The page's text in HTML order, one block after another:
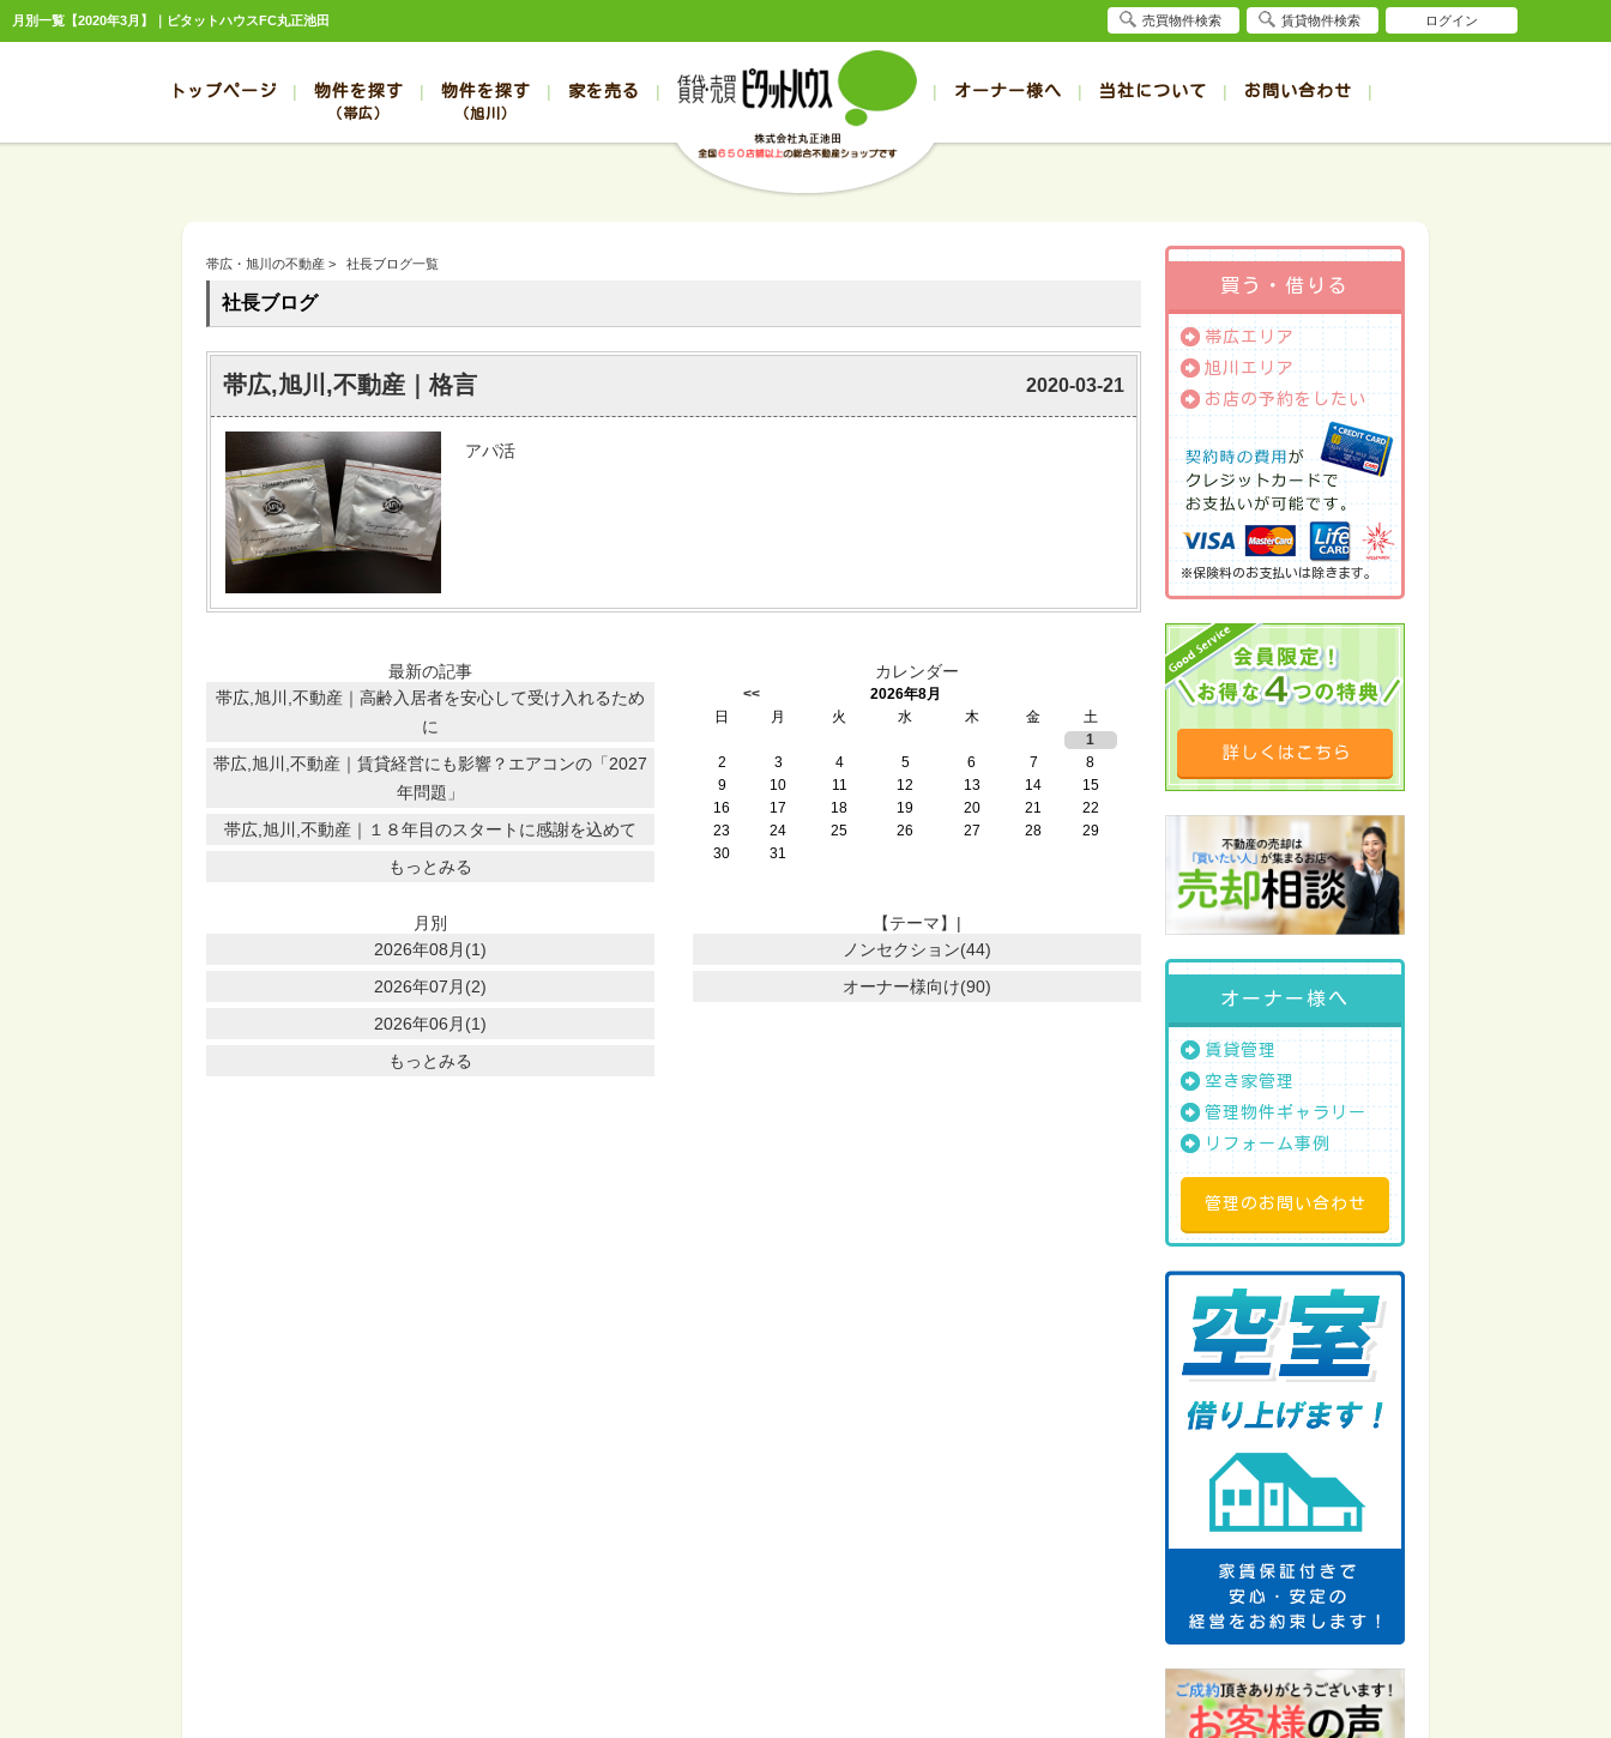
月別一覧【2020年3月】｜ピタットハウスFC丸正池田
トップページ 物件を探す
（帯広）
売買
帯広の1DK～1LDK賃貸
帯広の2K～2LDK賃貸
帯広の3K～3LDK賃貸
帯広の4K以上賃貸
物件を探す
（旭川）
売買
旭川の1DK～1LDK賃貸
旭川の2K～2LDK賃貸
旭川の3K～3LDK賃貸
旭川の4K以上賃貸
家を売る オーナー様へ 当社について
スタッフブログ お客様の声
お問い合わせ
売却のお問合せ 入居者様ページ
帯広・旭川の不動産 > 社長ブログ一覧
社長ブログ
帯広,旭川,不動産｜格言 2020-03-21
アパ活
最新の記事
帯広,旭川,不動産｜高齢入居者を安心して受け入れるため
に
帯広,旭川,不動産｜賃貸経営にも影響？エアコンの「2027
年問題」
帯広,旭川,不動産｜１８年目のスタートに感謝を込めて
もっとみる
カレンダー
<<
2026年8月
日
月 火 水 木 金
土
1
2
3 4 5 6 7
8
9
10 11 12 13 14
15
16
17 18 19 20 21
22
23
24 25 26 27 28
29
30
31
月別
2026年08月(1)
2026年07月(2)
2026年06月(1)
もっとみる
【テーマ】|
ノンセクション(44)
オーナー様向け(90)
買う・借りる
帯広エリア
旭川エリア
お店の予約をしたい
※保険料のお支払いは除きます。
オーナー様へ
賃貸管理
空き家管理
管理物件ギャラリー
リフォーム事例
管理のお問い合わせ
売買物件検索 賃貸物件検索 ログイン